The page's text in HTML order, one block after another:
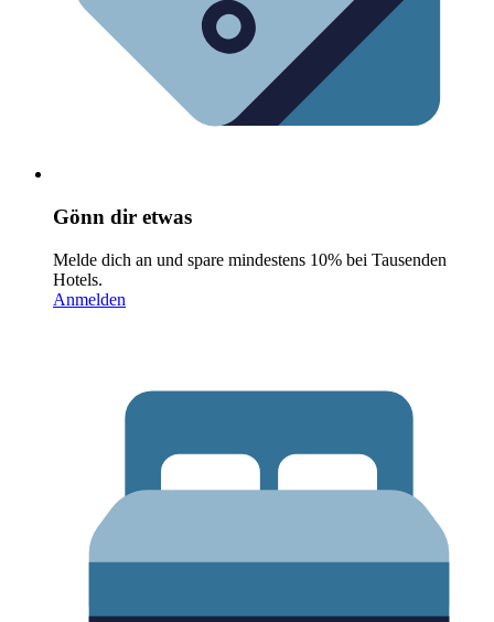
Gönn dir etwas
Melde dich an und spare mindestens 10% bei Tausenden
Hotels.
Anmelden